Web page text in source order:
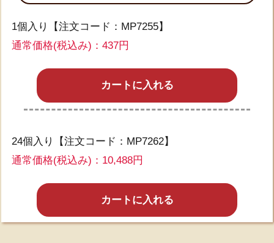
1個入り【注文コード：MP7255】
通常価格(税込み)：437円
カートに入れる
24個入り【注文コード：MP7262】
通常価格(税込み)：10,488円
カートに入れる